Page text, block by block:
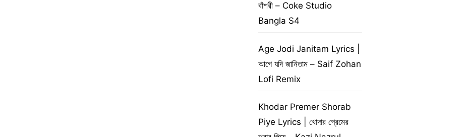
বাঁশরী – Coke Studio
Bangla S4
Age Jodi Janitam Lyrics |
আগে যদি জানিতাম – Saif Zohan
Lofi Remix
Khodar Premer Shorab
Piye Lyrics | খোদার প্রেমের